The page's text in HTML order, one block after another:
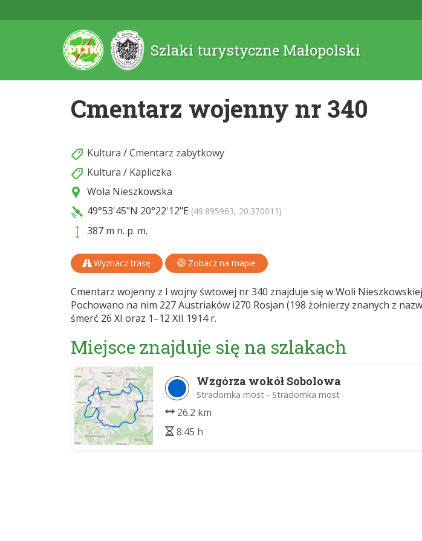
Szlaki turystyczne Małopolski
Cmentarz wojenny nr 340
Kultura /Cmentarz zabytkowy
Kultura / Kapliczka
Wola Nieszkowska
49°53'45"N 20°22'12"E (49.895963, 20.370011)
387 m n. p. m.
Wyznacz trasę Zobacz na mapie
Cmentarz wojenny z I wojny śwtowej nr 340 znajduje się w Woli
Pochowano na nim 227 Austriaków i270 Rosjan (198 żołnierzy znanych z
śmerć 26 XI oraz 1–12 XII 1914 r.
Miejsce znajduje się na szlakach
Wzgórza wokół Sobolowa
Stradomka most - Stradomka most
26.2 km
8:45 h